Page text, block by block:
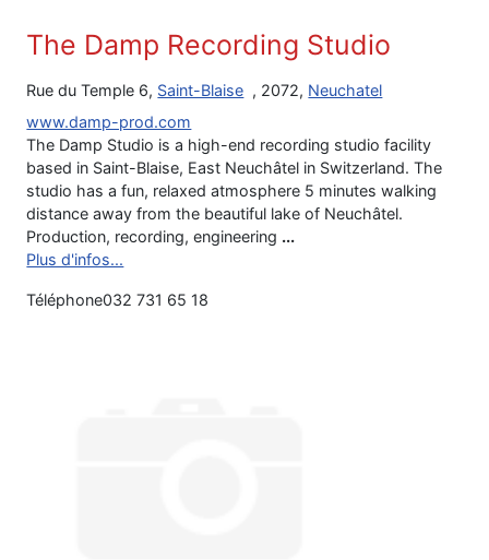
The Damp Recording Studio
Rue du Temple 6, Saint-Blaise , 2072, Neuchatel
www.damp-prod.com
The Damp Studio is a high-end recording studio facility
based in Saint-Blaise, East Neuchâtel in Switzerland. The
studio has a fun, relaxed atmosphere 5 minutes walking
distance away from the beautiful lake of Neuchâtel.
Production, recording, engineering ...
Plus d'infos...
Téléphone032 731 65 18